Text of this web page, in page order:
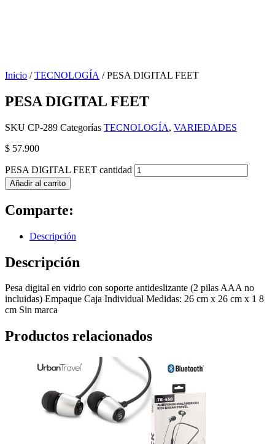
Inicio /TECNOLOGÍA / PESA DIGITAL FEET
PESA DIGITAL FEET
SKU CP-289 Categorías TECNOLOGÍA, VARIEDADES
$ 57.900
PESA DIGITAL FEET cantidad
Añadir al carrito
Comparte:
Descripción
Descripción
Pesa digital en vidrio con soporte antideslizante (2 pilas AAA no
incluidas) Empaque Caja Individual Medidas: 26 cm x 26 cm x 1 8
cm Sin marca
Productos relacionados